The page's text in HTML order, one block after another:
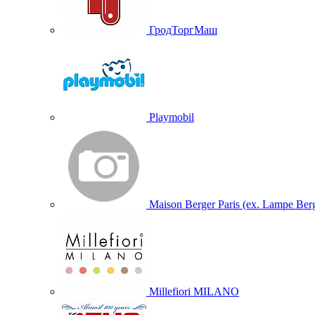
ГродТоргМаш
Playmobil
Maison Berger Paris (ex. Lampe
Millefiori MILANO